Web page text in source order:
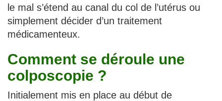
le mal s’étend au canal du col de l’utérus ou
simplement décider d’un traitement
médicamenteux.
Comment se déroule une
colposcopie ?
Initialement mis en place au début de